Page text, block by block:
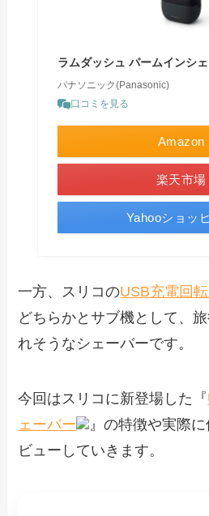
ラムダッシュ パームインシ
パナソニック(Panasonic)
口コミを見る
Amazon
楽天市場
Yahooショッ
一方、スリコのUSB充電回
どちらかとサブ機として、
れそうなシェーバーです。
今回はスリコに新登場した『
ェーバー
』の特徴や実際
ビューしていきます。